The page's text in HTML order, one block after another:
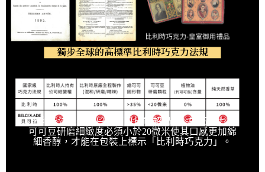
獨步全球的高標準比利時巧克力法規
比利時法規規定只有可可比重超過35%的巧克力、
可可豆研磨細緻度必須小於20微米使其口感更加綿
細香醇，才能在包裝上標示「比利時巧克力」。